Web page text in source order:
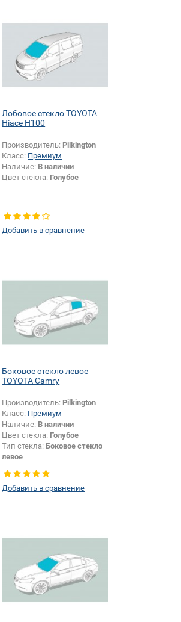
Лобовое стекло TOYOTA
Hiace H100
Производитель: Pilkington
Класс: Премиум
Наличие: В наличии
Цвет стекла: Голубое
Добавить в сравнение
Боковое стекло левое
TOYOTA Camry
Производитель: Pilkington
Класс: Премиум
Наличие: В наличии
Цвет стекла: Голубое
Тип стекла: Боковое стекло
левое
Добавить в сравнение